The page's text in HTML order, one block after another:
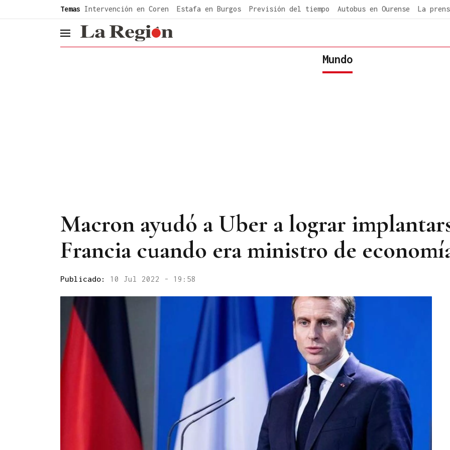
Temas Intervención en Coren Estafa en Burgos Previsión del tiempo Autobus en Ourense La
header.menu.open
Mundo
Macron ayudó a Uber a lograr
Francia cuando era ministro de
Publicado: 10 Jul 2022 - 19:58